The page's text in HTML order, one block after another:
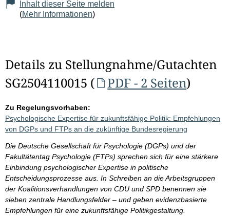
Inhalt dieser Seite melden
(Mehr Informationen)
Details zu Stellungnahme/Gutachten
SG2504110015 (
PDF - 2 Seiten)
Zu Regelungsvorhaben:
Psychologische Expertise für zukunftsfähige Politik: Empfehlungen
von DGPs und FTPs an die zukünftige Bundesregierung
Die Deutsche Gesellschaft für Psychologie (DGPs) und der
Fakultätentag Psychologie (FTPs) sprechen sich für eine stärkere
Einbindung psychologischer Expertise in politische
Entscheidungsprozesse aus. In Schreiben an die Arbeitsgruppen
der Koalitionsverhandlungen von CDU und SPD benennen sie
sieben zentrale Handlungsfelder – und geben evidenzbasierte
Empfehlungen für eine zukunftsfähige Politikgestaltung.